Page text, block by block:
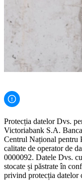
Protecția datelor Dvs.
Victoriabank S.A.
Centrul Național pentru
calitate de operator de
0000092. Datele Dvs.
stocate și păstrate în
privind protecția datelor